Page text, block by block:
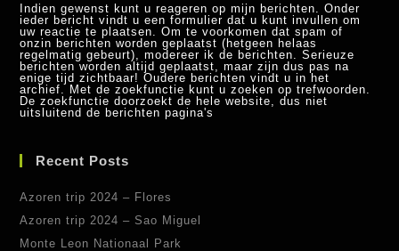
Indien gewenst kunt u reageren op mijn berichten. Onder
ieder bericht vindt u een formulier dat u kunt invullen om
uw reactie te plaatsen. Om te voorkomen dat spam of
onzin berichten worden geplaatst (hetgeen helaas
regelmatig gebeurt), modereer ik de berichten. Serieuze
berichten worden altijd geplaatst, maar zijn dus pas na
enige tijd zichtbaar! Oudere berichten vindt u in het
archief. Met de zoekfunctie kunt u zoeken op trefwoorden.
De zoekfunctie doorzoekt de hele website, dus niet
uitsluitend de berichten pagina's
Recent Posts
Azoren trip 2024 – Flores
Azoren trip 2024 – Sao Miguel
Monte Leon Nationaal Park